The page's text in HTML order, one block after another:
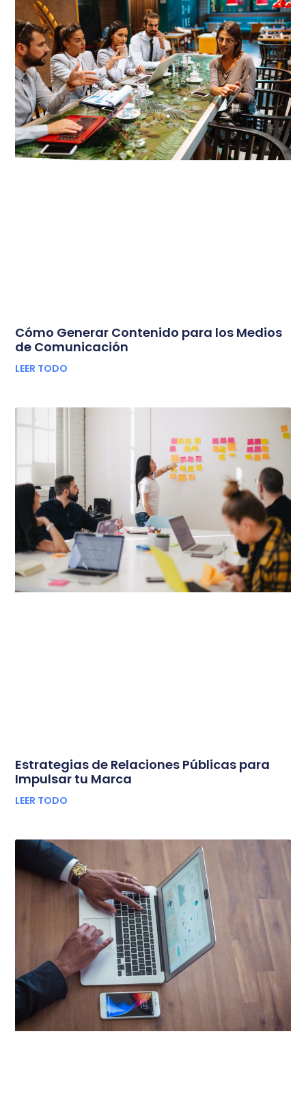
Cómo Generar Contenido para los Medios
de Comunicación
LEER TODO
Estrategias de Relaciones Públicas para
Impulsar tu Marca
LEER TODO